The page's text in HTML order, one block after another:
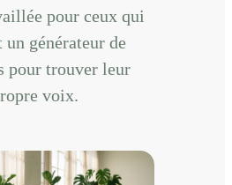
pour ceux qui
générateur de
pour trouver leur
voix.